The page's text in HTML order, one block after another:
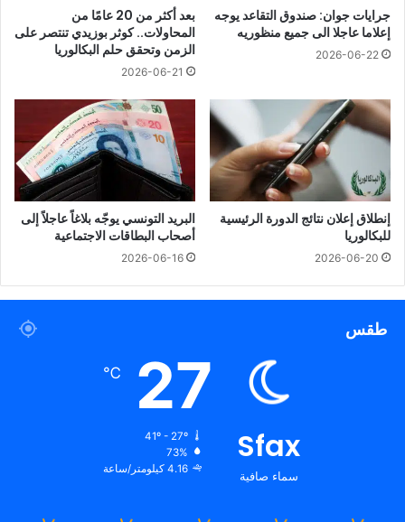
جرايات جوان: صندوق التقاعد يوجه
إعلاما عاجلا الى جميع منظوريه
2026-06-22
بعد أكثر من 20 عامًا من
المحاولات.. كوثر بوزيدي تنتصر على
الزمن وتحقق حلم البكالوريا
2026-06-21
إنطلاق إعلان نتائج الدورة الرئيسية
للبكالوريا
2026-06-20
البريد التونسي يوجّه بلاغاً عاجلاً إلى
أصحاب البطاقات الاجتماعية
2026-06-16
طقس
Sfax
سماء صافية
27
℃
41º - 27º
73%
4.16 كيلومتر/ساعة